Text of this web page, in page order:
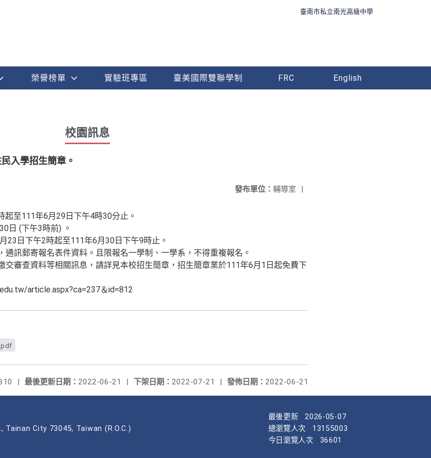
臺南市私立南光高級中學
榮譽榜單 實驗班專區 臺美國際雙聯學制 FRC English
校園訊息
入學招生簡章。
發布單位： 輔導室 |
至111年6月29日下午4時30分止。
日 (下午3時前) 。
23日下午2時起至111年6月30日下午9時止。
通訊郵寄報名表件資料。且限報名一學制、一學系，不得重複報名。
交審查資料等相關訊息，請詳見本校招生簡章，招生簡章業於111年6月1日起免費下
article.aspx?ca=237＆id=812
發佈日期： 2022-06-21
下架日期： 2022-07-21 |
最後更新日期： 2022-06-21 |
|
Tainan City 73045, Taiwan (R.O.C.)
最後更新
2026-05-07
總瀏覽人次
13155003
今日瀏覽人次
36601